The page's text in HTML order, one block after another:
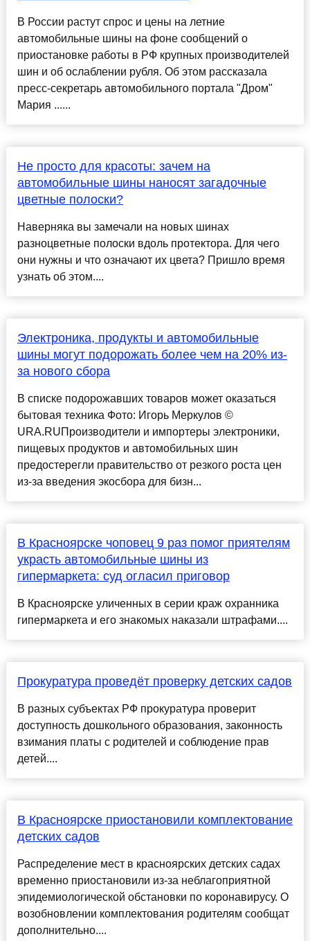
В России растут спрос и цены на летние
автомобильные шины на фоне сообщений о
приостановке работы в РФ крупных производителей
шин и об ослаблении рубля. Об этом рассказала
пресс-секретарь автомобильного портала "Дром"
Мария ......
Не просто для красоты: зачем на
автомобильные шины наносят загадочные
цветные полоски?
Наверняка вы замечали на новых шинах
разноцветные полоски вдоль протектора. Для чего
они нужны и что означают их цвета? Пришло время
узнать об этом....
Электроника, продукты и автомобильные
шины могут подорожать более чем на 20% из-
за нового сбора
В списке подорожавших товаров может оказаться
бытовая техника Фото: Игорь Меркулов ©
URA.RUПроизводители и импортеры электроники,
пищевых продуктов и автомобильных шин
предостерегли правительство от резкого роста цен
из-за введения экосбора для бизн...
В Красноярске чоповец 9 раз помог приятелям
украсть автомобильные шины из
гипермаркета: суд огласил приговор
В Красноярске уличенных в серии краж охранника
гипермаркета и его знакомых наказали штрафами....
Прокуратура проведёт проверку детских садов
В разных субъектах РФ прокуратура проверит
доступность дошкольного образования, законность
взимания платы с родителей и соблюдение прав
детей....
​В Красноярске приостановили комплектование
детских садов
Распределение мест в красноярских детских садах
временно приостановили из-за неблагоприятной
эпидемиологической обстановки по коронавирусу. О
возобновлении комплектования родителям сообщат
дополнительно....